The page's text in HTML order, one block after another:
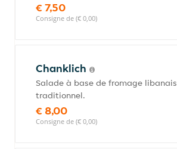
€ 7,50
Consigne de (€ 0,00)
Chanklich
Salade à base de fromage libanais
traditionnel.
€ 8,00
Consigne de (€ 0,00)